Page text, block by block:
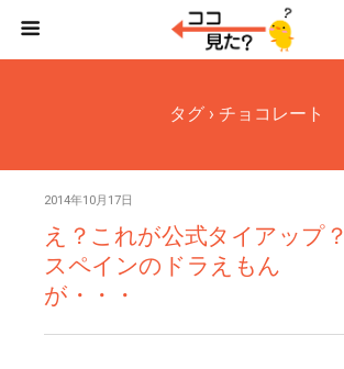
タグ › チョコレート
2014年10月17日
え？これが公式タイアップ？
スペインのドラえもん
が・・・